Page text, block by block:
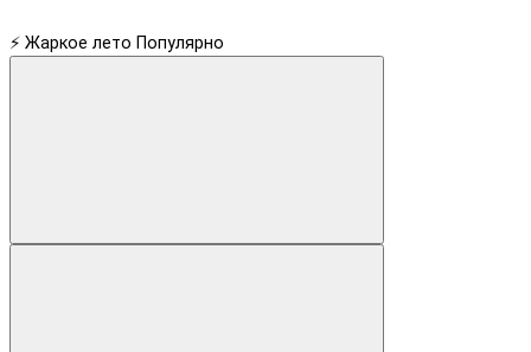
⚡ Жаркое лето Популярно